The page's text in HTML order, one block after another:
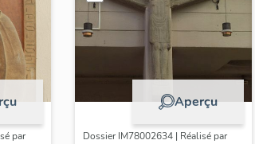
par
Aperçu
Dossier IM78002634 | Réalisé par